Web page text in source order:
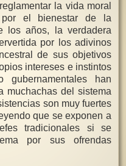
la vida moral
el bienestar de la
los años, la verdadera
por los adivinos
de sus objetivos
intereses e instintos
gubernamentales han
muchachas del sistema
son muy fuertes
que se exponen a
tradicionales si se
por sus ofrendas